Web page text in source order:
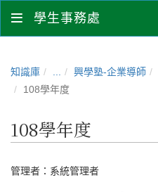
學生事務處
知識庫 興學塾-企業導師
108學年度
108學年度
管理者： 系統管理者